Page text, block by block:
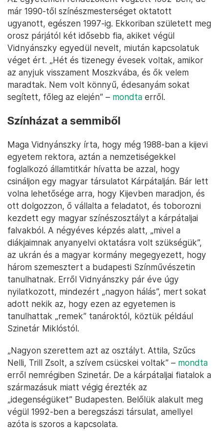
már 1990-től színészmesterséget oktatott
ugyanott, egészen 1997-ig. Ekkoriban született meg
orosz párjától két idősebb fia, akiket végül
Vidnyánszky egyedül nevelt, miután kapcsolatuk
véget ért. „Hét és tizenegy évesek voltak, amikor
az anyjuk visszament Moszkvába, és ők velem
maradtak. Nem volt könnyű, édesanyám sokat
segített, főleg az elején” – mondta erről.
Színházat a semmiből
Maga Vidnyánszky írta, hogy még 1988-ban a kijevi
egyetem rektora, aztán a nemzetiségekkel
foglalkozó államtitkár hívatta be azzal, hogy
csináljon egy magyar társulatot Kárpátalján. Bár lett
volna lehetősége arra, hogy Kijevben maradjon, és
ott dolgozzon, ő vállalta a feladatot, és toborozni
kezdett egy magyar színészosztályt a kárpátaljai
falvakból. A négyéves képzés alatt, „mivel a
diákjaimnak anyanyelvi oktatásra volt szükségük”,
az ukrán és a magyar kormány megegyezett, hogy
három szemesztert a budapesti Színművészetin
tanulhatnak. Erről Vidnyánszky pár éve úgy
nyilatkozott, mindezért „nagyon hálás”, mert sokat
adott nekik az, hogy ezen az egyetemen is
tanulhattak „remek” tanároktól, köztük például
Szinetár Miklóstól.
„Nagyon szerettem azt az osztályt. Attila, Szűcs
Nelli, Trill Zsolt, a szívem csücskei voltak” – mondta
erről nemrégiben Szinetár. De a kárpátaljai fiatalok a
származásuk miatt végig érezték az
„idegenségüket” Budapesten. Belőlük alakult meg
végül 1992-ben a beregszászi társulat, amellyel
azóta is szoros a kapcsolata.